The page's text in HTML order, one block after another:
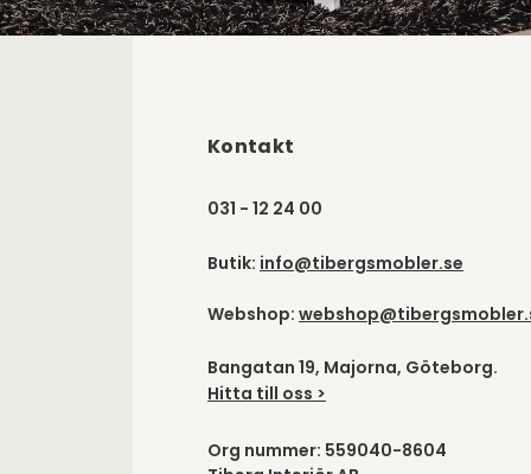
Kontakt
031 - 12 24 00
Butik: info@tibergsmobler.se
Webshop:
Bangatan 19, Majorna, Göteborg.
Hitta till oss >
Org nummer: 559040-8604